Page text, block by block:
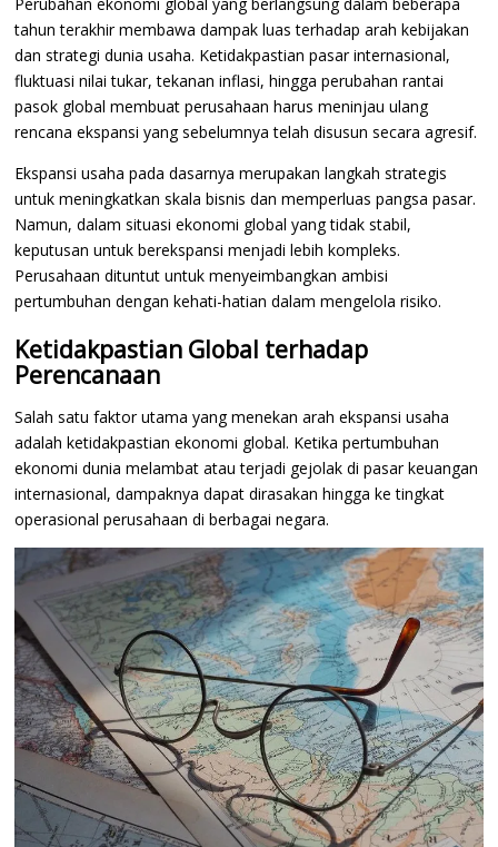
tahun terakhir membawa dampak luas terhadap arah kebijakan
dan strategi dunia usaha. Ketidakpastian pasar internasional,
fluktuasi nilai tukar, tekanan inflasi, hingga perubahan rantai
pasok global membuat perusahaan harus meninjau ulang
rencana ekspansi yang sebelumnya telah disusun secara agresif.
Ekspansi usaha pada dasarnya merupakan langkah strategis
untuk meningkatkan skala bisnis dan memperluas pangsa pasar.
Namun, dalam situasi ekonomi global yang tidak stabil,
keputusan untuk berekspansi menjadi lebih kompleks.
Perusahaan dituntut untuk menyeimbangkan ambisi
pertumbuhan dengan kehati-hatian dalam mengelola risiko.
Ketidakpastian Global terhadap
Perencanaan
Salah satu faktor utama yang menekan arah ekspansi usaha
adalah ketidakpastian ekonomi global. Ketika pertumbuhan
ekonomi dunia melambat atau terjadi gejolak di pasar keuangan
internasional, dampaknya dapat dirasakan hingga ke tingkat
operasional perusahaan di berbagai negara.